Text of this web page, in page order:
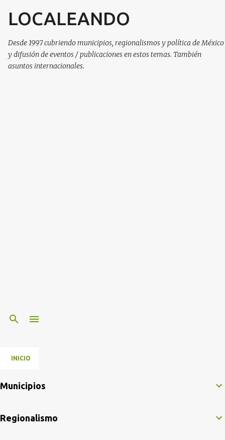
Ir al contenido principal
LOCALEANDO
Desde 1997 cubriendo municipios, regionalismos y política de México
y difusión de eventos / publicaciones en estos temas. También
asuntos internacionales.
INICIO
Municipios
Regionalismo